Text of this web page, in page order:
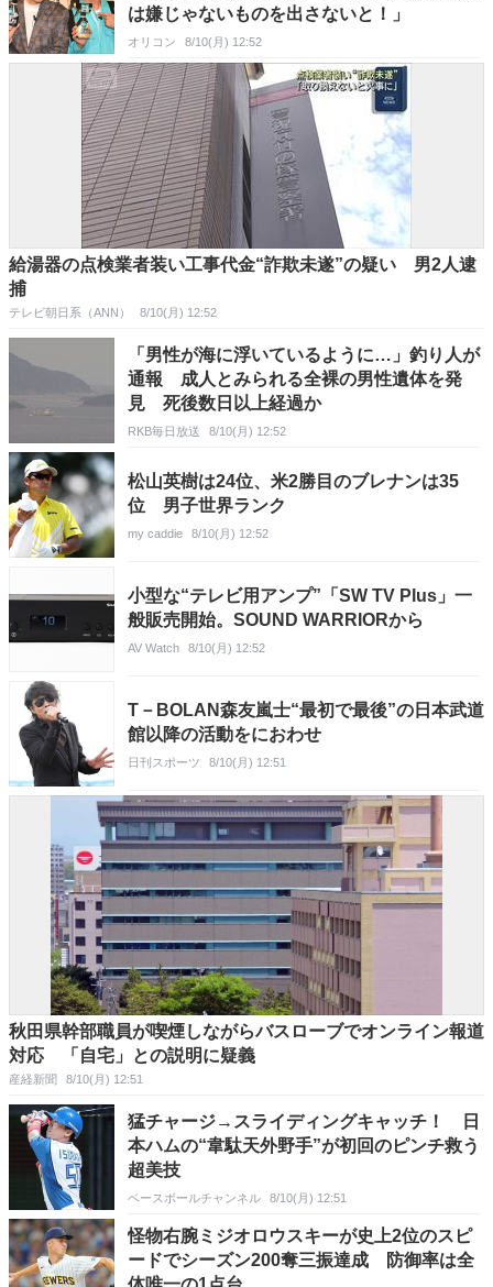
は嫌じゃないものを出さないと！」
オリコン 8/10(月) 12:52
給湯器の点検業者装い工事代金“詐欺未遂”の疑い 男2人逮
捕
テレビ朝日系（ANN） 8/10(月) 12:52
「男性が海に浮いているように…」釣り人が
通報 成人とみられる全裸の男性遺体を発
見 死後数日以上経過か
RKB毎日放送 8/10(月) 12:52
松山英樹は24位、米2勝目のブレナンは35
位 男子世界ランク
my caddie 8/10(月) 12:52
小型な“テレビ用アンプ”「SW TV Plus」一
般販売開始。SOUND WARRIORから
AV Watch 8/10(月) 12:52
T－BOLAN森友嵐士“最初で最後”の日本武道
館以降の活動をにおわせ
日刊スポーツ 8/10(月) 12:51
秋田県幹部職員が喫煙しながらバスローブでオンライン報道
対応 「自宅」との説明に疑義
産経新聞 8/10(月) 12:51
猛チャージ→スライディングキャッチ！ 日
本ハムの“韋駄天外野手”が初回のピンチ救う
超美技
ベースボールチャンネル 8/10(月) 12:51
怪物右腕ミジオロウスキーが史上2位のスピ
ードでシーズン200奪三振達成 防御率は全